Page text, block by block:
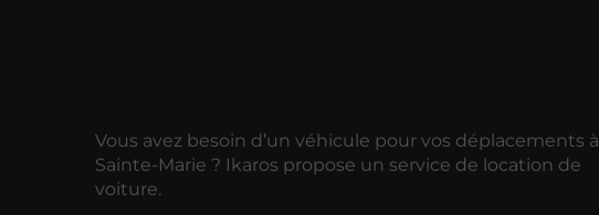
Vous avez besoin d’un véhicule pour vos déplacements à
Sainte-Marie ? Ikaros propose un service de location de
voiture.